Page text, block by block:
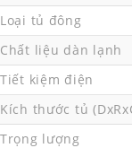
Loại tủ đông
Chất liệu dàn lạnh
Tiết kiệm điện
Kích thước tủ
Trọng lượng